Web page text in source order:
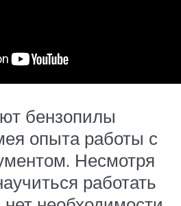
бензопилы
опыта работы с
Несмотря
работать